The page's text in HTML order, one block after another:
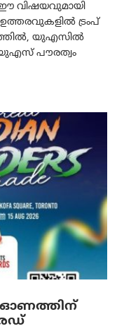
ഈ വിഷയവുമായി
ഉത്തരവുകളിൽ ട്രംപ്
യുഎസിൽ
യുഎസ് പൗരത്വം
ഓണത്തിന്